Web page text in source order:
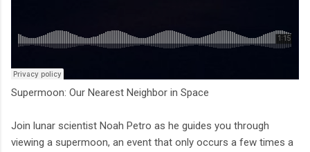
Supermoon: Our Nearest Neighbor in Space
Join lunar scientist Noah Petro as he guides you through
viewing a supermoon, an event that only occurs a few times a